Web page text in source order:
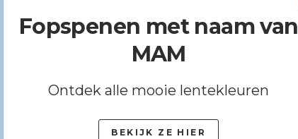
Fopspenen met naam van
MAM
Ontdek alle mooie lentekleuren
BEKIJK ZE HIER